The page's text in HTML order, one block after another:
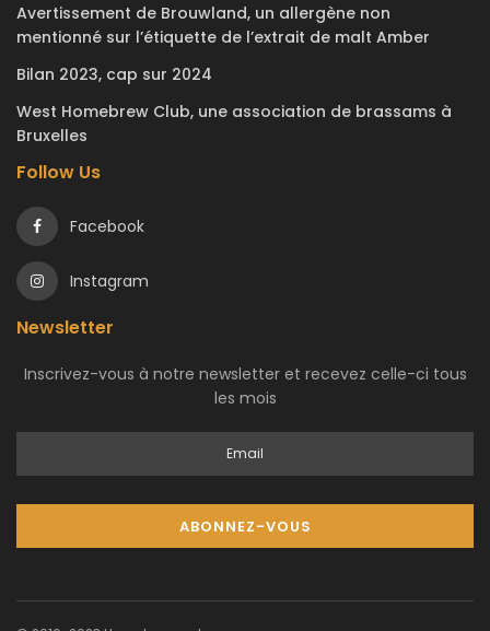
Avertissement de Brouwland, un allergène non
mentionné sur l’étiquette de l’extrait de malt Amber
Bilan 2023, cap sur 2024
West Homebrew Club, une association de brassams à
Bruxelles
Follow Us
Facebook
Instagram
Newsletter
Inscrivez-vous à notre newsletter et recevez celle-ci tous
les mois